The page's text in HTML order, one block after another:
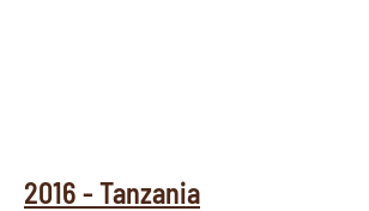
2016 - Tanzania